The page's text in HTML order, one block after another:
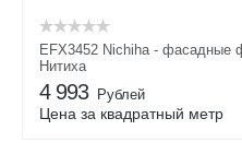
EFX3452 Nichiha - фасадные
Нитиха
4 993 Рублей
Цена за квадратный метр